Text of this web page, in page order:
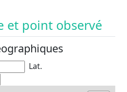
et point observé
Lat.